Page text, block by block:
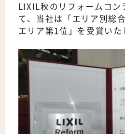
LIXIL秋のリフォームコン
て、当社は「エリア別総
エリア第1位」を受賞いた